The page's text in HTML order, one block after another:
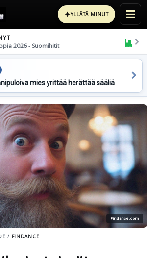
✦YLLÄTÄ MINUT
2026 - Suomihitit
mies yrittää herättää sääliä
Findance.com
/ FINDANCE